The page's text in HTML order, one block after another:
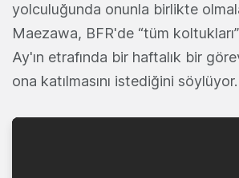
yolculuğunda onunla birlikte
Maezawa, BFR'de “tüm koltukları”
Ay'ın etrafında bir haftalık bir
ona katılmasını istediğini söylüyor.